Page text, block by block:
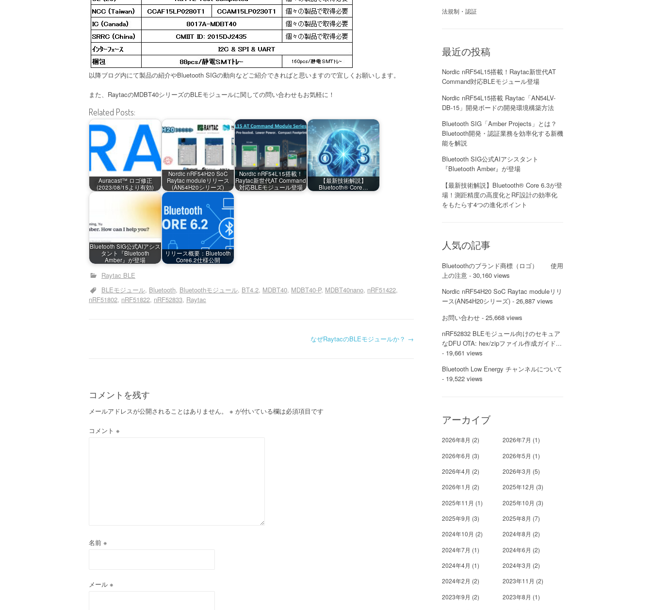
以降ブログ内にて製品の紹介やBluetooth SIGの動向などご紹介できればと思いますので宜しくお願いします。
また、 RaytacのMDBT40シリーズのBLEモジュールに関しての問い合わせもお気軽に！
Related Posts:
Auracast™ ロゴ修正
(2023/08/15より有効)
Nordic nRF54H20 SoC
Raytac moduleリリース
(AN54H20シリーズ)
Nordic nRF54L15搭載！
Raytac新世代AT Command
対応BLEモジュール登場
【最新技術解説】
Bluetooth® Core…
Bluetooth SIG公式AIアシス
タント『Bluetooth
Amber』が登場
リリース概要：Bluetooth
Core6.2仕様公開
Raytac BLE
BLEモジュール Bluetooth Bluetoothモジュール BT4.2 MDBT40 MDBT40-P MDBT40nano nRF51422
nRF51802 nRF51822 nRF52833 Raytac
ビ
ゲ
なぜRaytacのBLEモジュールか？ →
コメントを残す
メールアドレスが公開されることはありません。 ※ が付いている欄は必須項目です
コメント ※
名前 ※
メール ※
法規制・認証
最近の投稿
Nordic nRF54L15搭載！Raytac新世代AT
Command対応BLEモジュール登場
Nordic nRF54L15搭載 Raytac「AN54LV-
DB-15」開発ボードの開発環境構築方法
Bluetooth SIG「Amber Projects」とは？
Bluetooth開発・認証業務を効率化する新機
能を解説
Bluetooth SIG公式AIアシスタント
『Bluetooth Amber』が登場
【最新技術解説】Bluetooth® Core 6.3が登
場！測距精度の高度化とRF設計の効率化
をもたらす4つの進化ポイント
人気の記事
Bluetoothのブランド商標（ロゴ） 使用
上の注意 - 30,160 views
Nordic nRF54H20 SoC Raytac moduleリリ
ース(AN54H20シリーズ) - 26,887 views
お問い合わせ - 25,668 views
nRF52832 BLEモジュール向けのセキュア
なDFU OTA: hex/zipファイル作成ガイド...
- 19,661 views
Bluetooth Low Energy チャンネルについて
- 19,522 views
アーカイブ
2026年8月 (2) 2026年7月 (1)
2026年6月 (3) 2026年5月 (1)
2026年4月 (2) 2026年3月 (5)
2026年1月 (2) 2025年12月 (3)
2025年11月 (1) 2025年10月 (3)
2025年9月 (3) 2025年8月 (7)
2024年10月 (2) 2024年8月 (2)
2024年7月 (1) 2024年6月 (2)
2024年4月 (1) 2024年3月 (2)
2024年2月 (2) 2023年11月 (2)
2023年9月 (2) 2023年8月 (1)